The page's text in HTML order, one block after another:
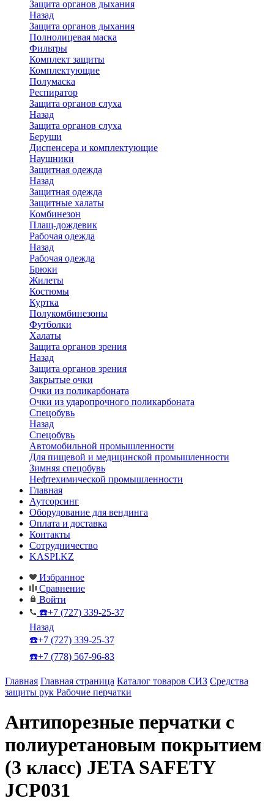
Защита органов дыхания
Назад
Защита органов дыхания
Полнолицевая маска
Фильтры
Комплект защиты
Комплектующие
Полумаска
Респиратор
Защита органов слуха
Назад
Защита органов слуха
Беруши
Диспенсера и комплектующие
Наушники
Защитная одежда
Назад
Защитная одежда
Защитные халаты
Комбинезон
Плащ-дождевик
Рабочая одежда
Назад
Рабочая одежда
Брюки
Жилеты
Костюмы
Куртка
Полукомбинезоны
Футболки
Халаты
Защита органов зрения
Назад
Защита органов зрения
Закрытые очки
Очки из поликарбоната
Очки из ударопрочного поликарбоната
Спецобувь
Назад
Спецобувь
Автомобильной промышленности
Для пищевой и медицинской промышленности
Зимняя спецобувь
Нефтехимической промышленности
Главная
Аутсорсинг
Оборудование для вендинга
Оплата и доставка
Контакты
Сотрудничество
KASPI.KZ
Избранное
Сравнение
Войти
☎️+7 (727) 339-25-37
Назад
☎️+7 (727) 339-25-37
☎️+7 (778) 567-96-83
Главная Главная страница Каталог товаров СИЗ Средства
защиты рук Рабочие перчатки
Антипорезные перчатки с
полиуретановым покрытием
(3 класс) JETA SAFETY
JCP031